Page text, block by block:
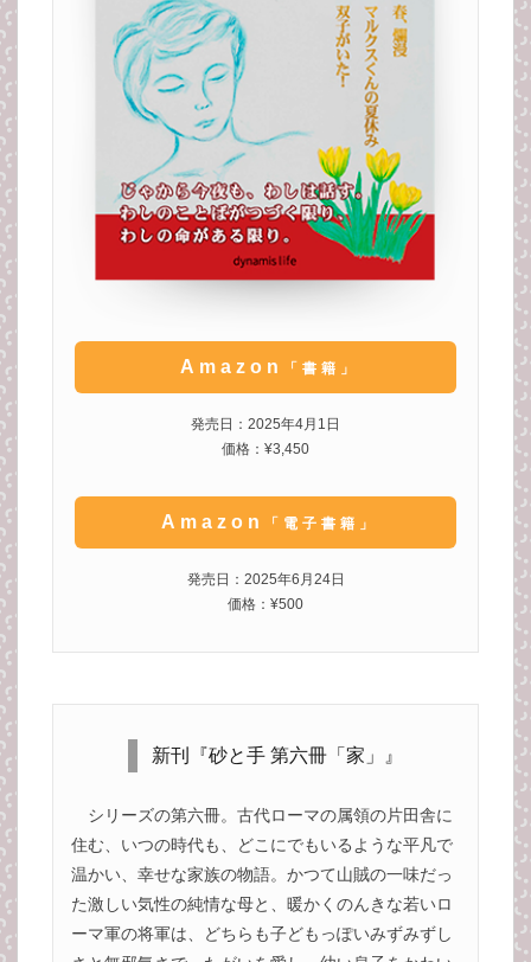
Amazon 「書籍」
発売日：2025年4月1日
価格：¥3,450
Amazon 「電子書籍」
発売日：2025年6月24日
価格：¥500
新刊『砂と手 第六冊「家」』
シリーズの第六冊。古代ローマの属領の片田舎に
住む、いつの時代も、どこにでもいるような平凡で
温かい、幸せな家族の物語。かつて山賊の一味だっ
た激しい気性の純情な母と、暖かくのんきな若いロ
ーマ軍の将軍は、どちらも子どもっぽいみずみずし